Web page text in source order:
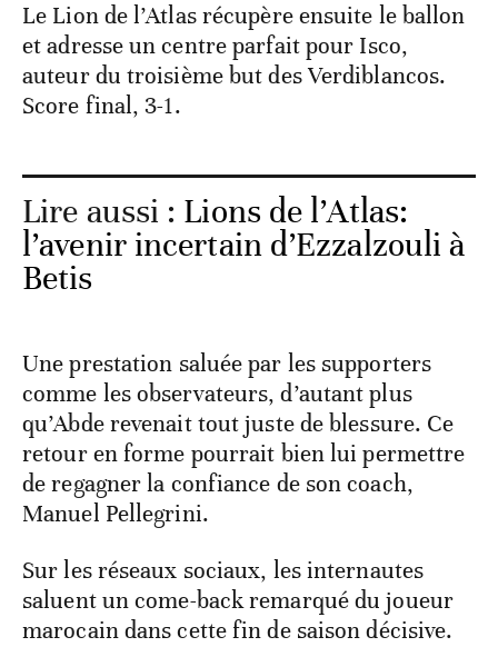
Le Lion de l’Atlas récupère ensuite le ballon
et adresse un centre parfait pour Isco,
auteur du troisième but des Verdiblancos.
Score final, 3-1.
Lire aussi : Lions de l’Atlas:
l’avenir incertain d’Ezzalzouli à
Betis
Une prestation saluée par les supporters
comme les observateurs, d’autant plus
qu’Abde revenait tout juste de blessure. Ce
retour en forme pourrait bien lui permettre
de regagner la confiance de son coach,
Manuel Pellegrini.
Sur les réseaux sociaux, les internautes
saluent un come-back remarqué du joueur
marocain dans cette fin de saison décisive.